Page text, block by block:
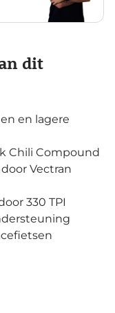
dit
en lagere
Chili Compound
Vectran
330 TPI